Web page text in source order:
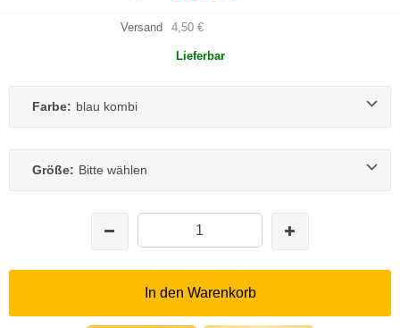
Versand 4,50 €
Lieferbar
Farbe: blau kombi
Größe: Bitte wählen
In den Warenkorb